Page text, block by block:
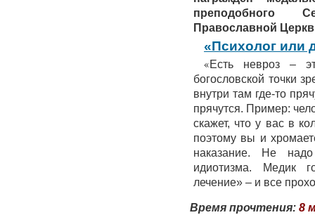
преподобного
Православной
«Психолог или
«Есть невроз –
богословской точки
внутри там где-то
прячутся. Пример:
скажет, что у вас в
поэтому вы и
наказание. Не
идиотизма. Медик
лечение» – и все
Время прочтения: 8